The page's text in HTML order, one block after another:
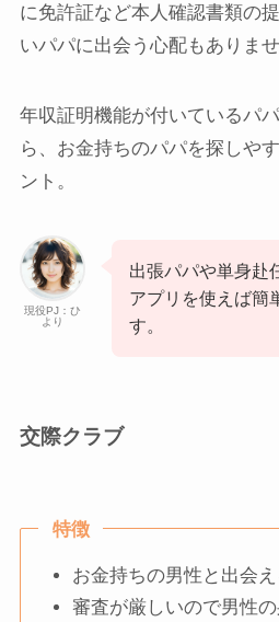
に免許証など本人確認書類の
いパパに出会う心配もありませ
年収証明機能が付いているパ
ら、お金持ちのパパを探しや
ント。
現役PJ：ひ
より
出張パパや単身赴
アプリを使えば簡
す。
交際クラブ
特徴
お金持ちの男性と出会
審査が厳しいので男性